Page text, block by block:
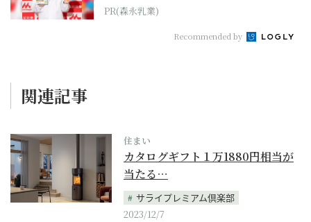
PR(森永乳業)
Recommended by
関連記事
住まい
カタログギフト１万1880円相当が
当たる…
サライプレミアム倶楽部
2023/12/7